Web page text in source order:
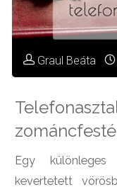
Graul Beáta
Egy
kevertetett